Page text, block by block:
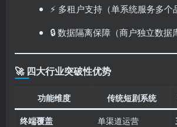
⚡ 多租户支持（单系统服务多个
🔒 数据隔离保障（商户独立数据
🚀 四大行业突破性优势
功能维度 传统短剧系统
终端覆盖
单渠道运营